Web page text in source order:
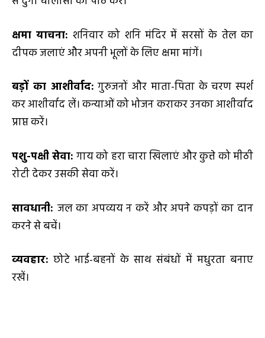
क्षमा याचना: शनिवार को शनि मंदिर में सरसों के तेल का
दीपक जलाएं और अपनी भूलों के लिए क्षमा मांगें।
बड़ों का आशीर्वाद: गुरुजनों और माता-पिता के चरण स्पर्श
कर आशीर्वाद लें। कन्याओं को भोजन कराकर उनका आशीर्वाद
प्राप्त करें।
पशु-पक्षी सेवा: गाय को हरा चारा खिलाएं और कुत्ते को मीठी
रोटी देकर उसकी सेवा करें।
सावधानी: जल का अपव्यय न करें और अपने कपड़ों का दान
करने से बचें।
व्यवहार: छोटे भाई-बहनों के साथ संबंधों में मधुरता बनाए
रखें।